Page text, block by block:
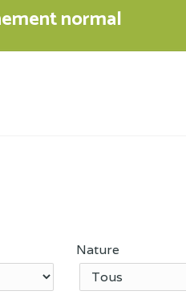
normal
Nature